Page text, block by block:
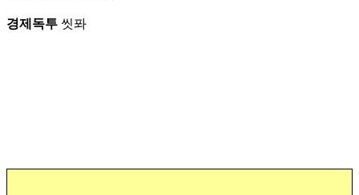
경제독투 씻퐈